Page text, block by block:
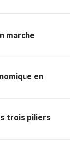
marche
en
trois piliers